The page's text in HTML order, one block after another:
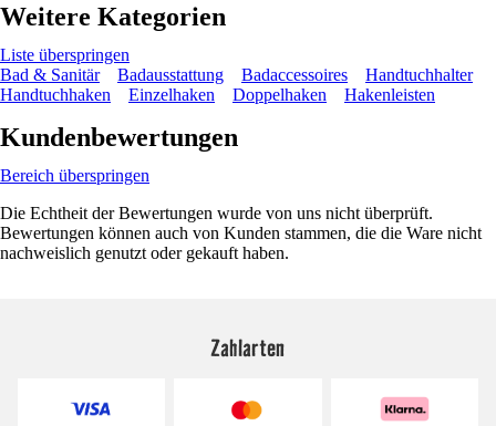
Weitere Kategorien
Liste überspringen
Bad & Sanitär
Badausstattung Badaccessoires
Handtuchhalter
Handtuchhaken
Einzelhaken Doppelhaken Hakenleisten
Kundenbewertungen
Bereich überspringen
Die Echtheit der Bewertungen wurde von uns nicht überprüft.
Bewertungen können auch von Kunden stammen, die die Ware nicht
nachweislich genutzt oder gekauft haben.
Zahlarten